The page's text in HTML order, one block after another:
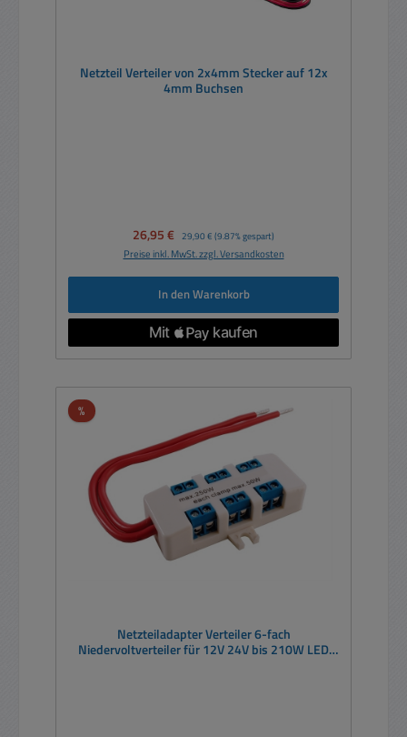
Netzteil Verteiler von 2x4mm Stecker auf 12x
4mm Buchsen
Verkaufspreis:
26,95 € Regulärer Preis:
29,90 € (9.87% gespart)
Preise inkl. MwSt. zzgl. Versandkosten
In den Warenkorb
%Rabatt
Netzteiladapter Verteiler 6-fach
Niedervoltverteiler für 12V 24V bis 210W LED